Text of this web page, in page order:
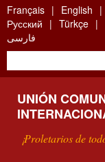
Skip
to
main
content
Français English
Русский
Türkçe
فارسی
UNIÓN
¡Proletarios de